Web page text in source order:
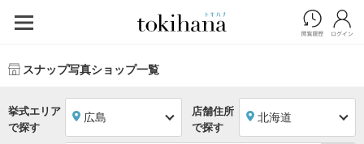
スナップ写真ショップ一覧
挙式エリア
で探す
広島
店舗住所
で探す
北海道